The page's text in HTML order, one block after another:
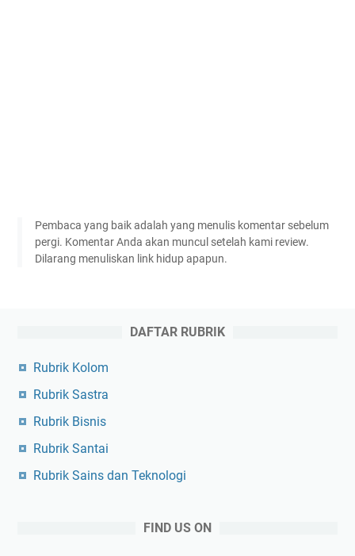
Pembaca yang baik adalah yang menulis komentar sebelum
pergi. Komentar Anda akan muncul setelah kami review.
Dilarang menuliskan link hidup apapun.
DAFTAR RUBRIK
Rubrik Kolom
Rubrik Sastra
Rubrik Bisnis
Rubrik Santai
Rubrik Sains dan Teknologi
FIND US ON